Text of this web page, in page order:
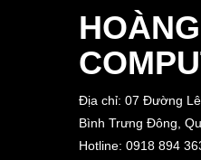
Địa chỉ: 07 Đường
Bình Trưng Đông,
Hotline: 0918 894